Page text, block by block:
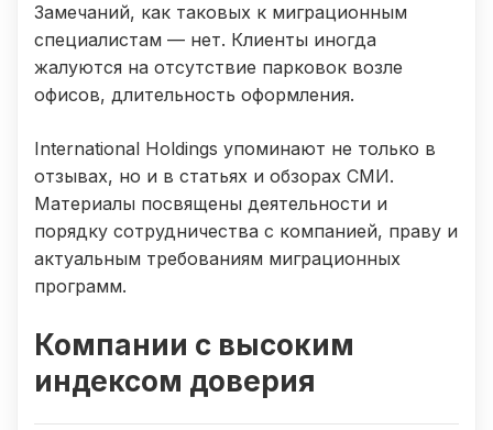
Замечаний, как таковых к миграционным
специалистам — нет. Клиенты иногда
жалуются на отсутствие парковок возле
офисов, длительность оформления.
International Holdings упоминают не только в
отзывах, но и в статьях и обзорах СМИ.
Материалы посвящены деятельности и
порядку сотрудничества с компанией, праву и
актуальным требованиям миграционных
программ.
Компании с высоким
индексом доверия